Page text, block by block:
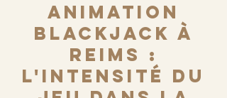
Animation
Blackjack à
Reims :
l'intensité du